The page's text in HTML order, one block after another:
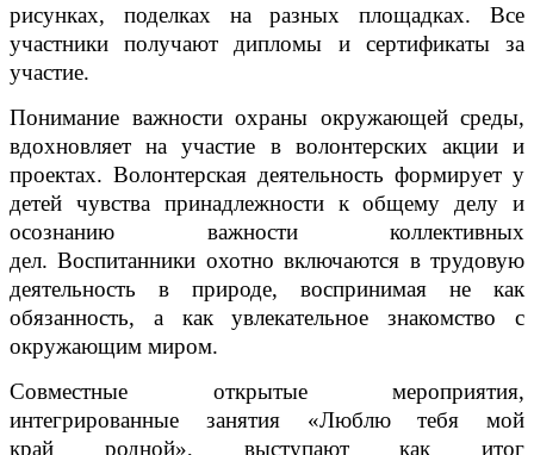
рисунках, поделках на разных площадках. Все
участники получают дипломы и сертификаты за
участие.
Понимание важности охраны окружающей среды,
вдохновляет на участие в волонтерских акции и
проектах. Волонтерская деятельность формирует у
детей чувства принадлежности к общему делу и
осознанию важности коллективных
дел. Воспитанники охотно включаются в трудовую
деятельность в природе, воспринимая не как
обязанность, а как увлекательное знакомство с
окружающим миром.
Совместные открытые мероприятия,
интегрированные занятия «Люблю тебя мой
край родной», выступают как итог